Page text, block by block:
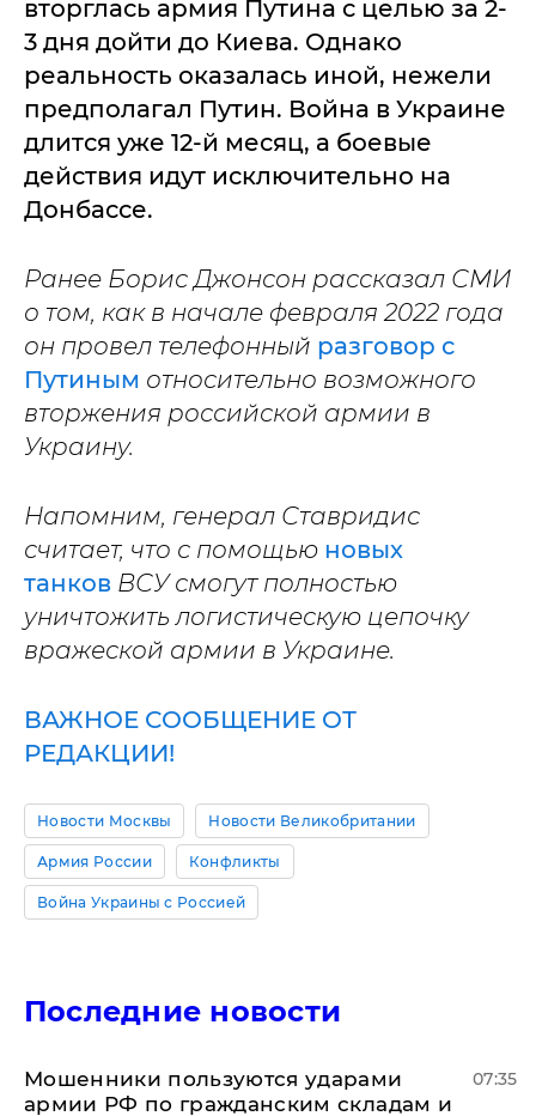
вторглась армия Путина с целью за 2-
3 дня дойти до Киева. Однако
реальность оказалась иной, нежели
предполагал Путин. Война в Украине
длится уже 12-й месяц, а боевые
действия идут исключительно на
Донбассе.
Ранее Борис Джонсон рассказал СМИ
о том, как в начале февраля 2022 года
он провел телефонный разговор с
Путиным относительно возможного
вторжения российской армии в
Украину.
Напомним, генерал Ставридис
считает, что с помощью новых
танков ВСУ смогут полностью
уничтожить логистическую цепочку
вражеской армии в Украине.
ВАЖНОЕ СООБЩЕНИЕ ОТ
РЕДАКЦИИ!
Новости Москвы Новости Великобритании
Армия России Конфликты
Война Украины с Россией
Последние новости
Мошенники пользуются ударами
армии РФ по гражданским складам и
07:35